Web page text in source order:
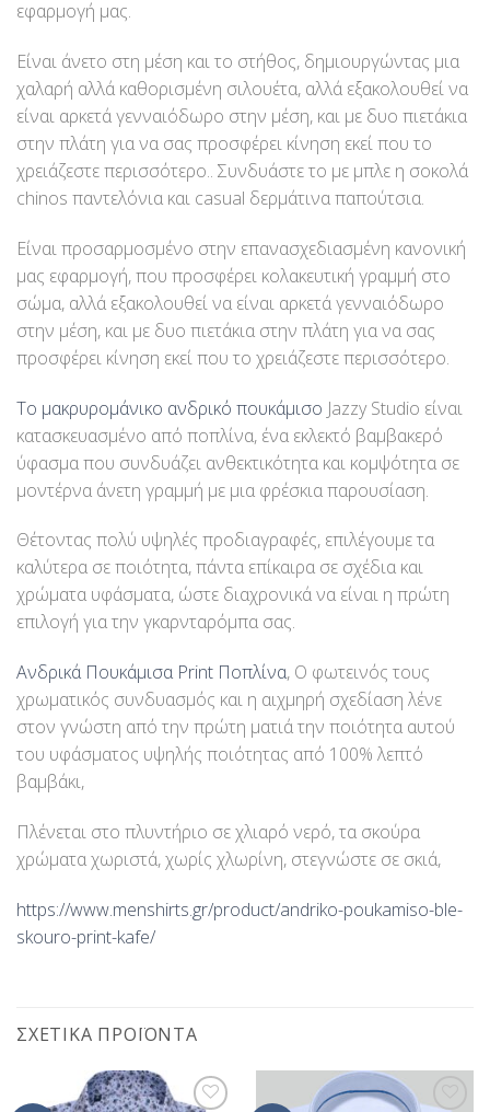
εφαρμογή μας.
Είναι άνετο στη μέση και το στήθος, δημιουργώντας μια
χαλαρή αλλά καθορισμένη σιλουέτα, αλλά εξακολουθεί να
είναι αρκετά γενναιόδωρο στην μέση, και με δυο πιετάκια
στην πλάτη για να σας προσφέρει κίνηση εκεί που το
χρειάζεστε περισσότερο.. Συνδυάστε το με μπλε η σοκολά
chinos παντελόνια και casual δερμάτινα παπούτσια.
Είναι προσαρμοσμένο στην επανασχεδιασμένη κανονική
μας εφαρμογή, που προσφέρει κολακευτική γραμμή στο
σώμα, αλλά εξακολουθεί να είναι αρκετά γενναιόδωρο
στην μέση, και με δυο πιετάκια στην πλάτη για να σας
προσφέρει κίνηση εκεί που το χρειάζεστε περισσότερο.
Το μακρυρομάνικο ανδρικό πουκάμισο Jazzy Studio είναι
κατασκευασμένο από ποπλίνα, ένα εκλεκτό βαμβακερό
ύφασμα που συνδυάζει ανθεκτικότητα και κομψότητα σε
μοντέρνα άνετη γραμμή με μια φρέσκια παρουσίαση.
Θέτοντας πολύ υψηλές προδιαγραφές, επιλέγουμε τα
καλύτερα σε ποιότητα, πάντα επίκαιρα σε σχέδια και
χρώματα υφάσματα, ώστε διαχρονικά να είναι η πρώτη
επιλογή για την γκαρνταρόμπα σας.
Ανδρικά Πουκάμισα Print Ποπλίνα, Ο φωτεινός τους
χρωματικός συνδυασμός και η αιχμηρή σχεδίαση λένε
στον γνώστη από την πρώτη ματιά την ποιότητα αυτού
του υφάσματος υψηλής ποιότητας από 100% λεπτό
βαμβάκι,
Πλένεται στο πλυντήριο σε χλιαρό νερό, τα σκούρα
χρώματα χωριστά, χωρίς χλωρίνη, στεγνώστε σε σκιά,
https://www.menshirts.gr/product/andriko-poukamiso-ble-
skouro-print-kafe/
ΣΧΕΤΙΚΆ ΠΡΟΪΌΝΤΑ